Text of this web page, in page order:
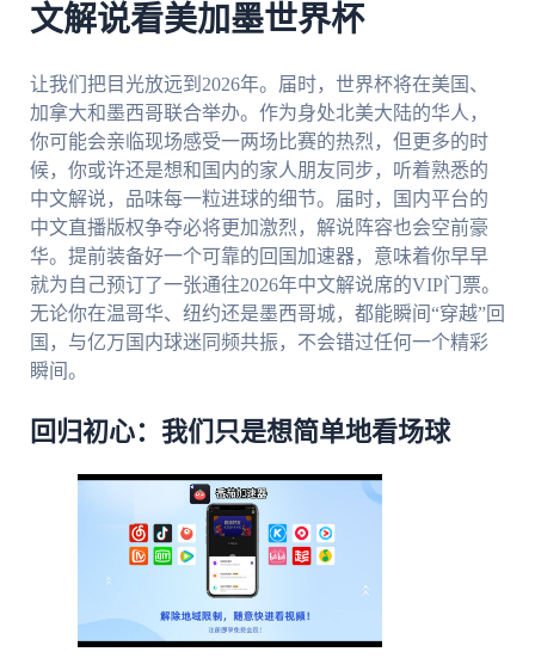
文解说看美加墨世界杯
让我们把目光放远到2026年。届时，世界杯将在美国、
加拿大和墨西哥联合举办。作为身处北美大陆的华人，
你可能会亲临现场感受一两场比赛的热烈，但更多的时
候，你或许还是想和国内的家人朋友同步，听着熟悉的
中文解说，品味每一粒进球的细节。届时，国内平台的
中文直播版权争夺必将更加激烈，解说阵容也会空前豪
华。提前装备好一个可靠的回国加速器，意味着你早早
就为自己预订了一张通往2026年中文解说席的VIP门票。
无论你在温哥华、纽约还是墨西哥城，都能瞬间“穿越”回
国，与亿万国内球迷同频共振，不会错过任何一个精彩
瞬间。
回归初心：我们只是想简单地看场球